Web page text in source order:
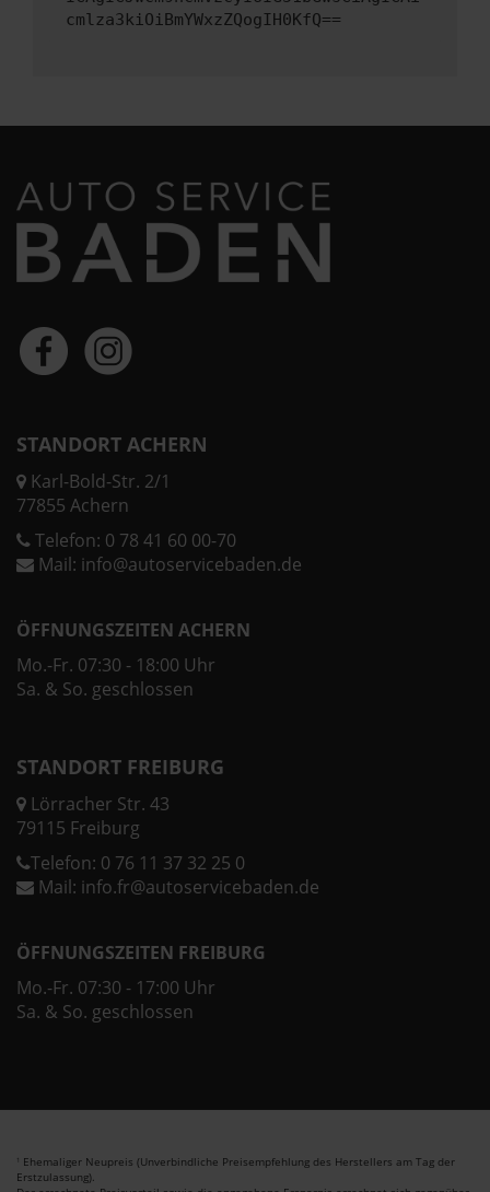
cmlza3kiOiBmYWxzZQogIH0KfQ==
STANDORT ACHERN
Karl-Bold-Str. 2/1
77855 Achern
Telefon: 0 78 41 60 00-70
Mail: info@autoservicebaden.de
ÖFFNUNGSZEITEN ACHERN
Mo.-Fr. 07:30 - 18:00 Uhr
Sa. & So. geschlossen
STANDORT FREIBURG
Lörracher Str. 43
79115 Freiburg
Telefon: 0 76 11 37 32 25 0
Mail: info.fr@autoservicebaden.de
ÖFFNUNGSZEITEN FREIBURG
Mo.-Fr. 07:30 - 17:00 Uhr
Sa. & So. geschlossen
1 Ehemaliger Neupreis (Unverbindliche Preisempfehlung des Herstellers am Tag der
Erstzulassung).